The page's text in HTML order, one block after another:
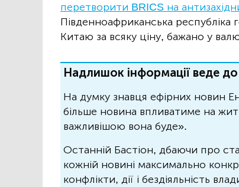
перетворити BRICS на
Південноафриканська республіка
Китаю за всяку ціну, бажано у
Надлишок інформації веде до
На думку знавця ефірних новин
більше новина впливатиме на
важливішою вона буде».
Останній Бастіон, дбаючи про
кожній новині максимально
конфлікти, дії і бездіяльність